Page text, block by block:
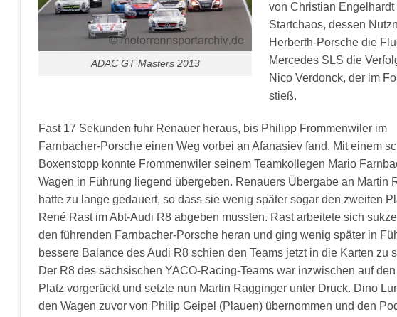
ADAC GT Masters 2013
von Christian
Startchaos, dessen
Herberth-Porsche die
Mercedes SLS die
Nico Verdonck, der im
stieß.
Fast 17 Sekunden fuhr Renauer heraus, bis Philipp Frommenwiler im
Farnbacher-Porsche einen Weg vorbei an Afanasiev fand. Mit einem
Boxenstopp konnte Frommenwiler seinem Teamkollegen Mario
Wagen in Führung liegend übergeben. Renauers Übergabe an Martin
hatte zu lange gedauert, so dass sie wenig später sogar den zweiten
René Rast im Abt-Audi R8 abgeben mussten. Rast arbeitete sich
den führenden Farnbacher-Porsche heran und ging wenig später in
bessere Balance des Audi R8 schien den Teams jetzt in die Karten zu
Der R8 des sächsischen YACO-Racing-Teams war inzwischen auf
Platz vorgerückt und setzte nun Martin Ragginger unter Druck. Dino
den Wagen zuvor von Philip Geipel (Plauen) übernommen und den